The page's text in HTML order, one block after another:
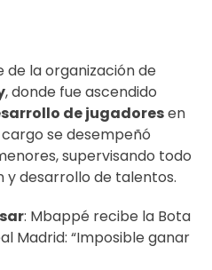
la organización de
, donde fue ascendido
de jugadoresen
se desempeñó
supervisando todo
desarrollo de talentos.
: Mbappé recibe la Bota
Madrid: “Imposible ganar